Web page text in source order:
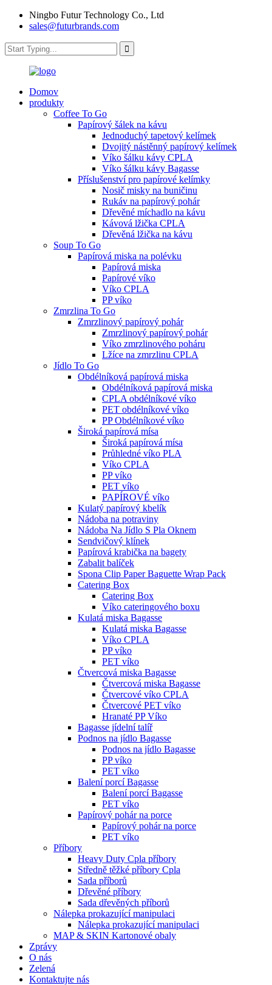
Ningbo Futur Technology Co., Ltd
sales@futurbrands.com
Domov
produkty
Coffee To Go
Papírový šálek na kávu
Jednoduchý tapetový kelímek
Dvojitý nástěnný papírový kelímek
Víko šálku kávy CPLA
Víko šálku kávy Bagasse
Příslušenství pro papírové kelímky
Nosič misky na buničinu
Rukáv na papírový pohár
Dřevěné míchadlo na kávu
Kávová lžička CPLA
Dřevěná lžička na kávu
Soup To Go
Papírová miska na polévku
Papírová miska
Papírové víko
Víko CPLA
PP víko
Zmrzlina To Go
Zmrzlinový papírový pohár
Zmrzlinový papírový pohár
Víko zmrzlinového poháru
Lžíce na zmrzlinu CPLA
Jídlo To Go
Obdélníková papírová miska
Obdélníková papírová miska
CPLA obdélníkové víko
PET obdélníkové víko
PP Obdélníkové víko
Široká papírová mísa
Široká papírová mísa
Průhledné víko PLA
Víko CPLA
PP víko
PET víko
PAPÍROVÉ víko
Kulatý papírový kbelík
Nádoba na potraviny
Nádoba Na Jídlo S Pla Oknem
Sendvičový klínek
Papírová krabička na bagety
Zabalit balíček
Spona Clip Paper Baguette Wrap Pack
Catering Box
Catering Box
Víko cateringového boxu
Kulatá miska Bagasse
Kulatá miska Bagasse
Víko CPLA
PP víko
PET víko
Čtvercová miska Bagasse
Čtvercová miska Bagasse
Čtvercové víko CPLA
Čtvercové PET víko
Hranaté PP Víko
Bagasse jídelní talíř
Podnos na jídlo Bagasse
Podnos na jídlo Bagasse
PP víko
PET víko
Balení porcí Bagasse
Balení porcí Bagasse
PET víko
Papírový pohár na porce
Papírový pohár na porce
PET víko
Příbory
Heavy Duty Cpla příbory
Středně těžké příbory Cpla
Sada příborů
Dřevěné příbory
Sada dřevěných příborů
Nálepka prokazující manipulaci
Nálepka prokazující manipulaci
MAP & SKIN Kartonové obaly
Zprávy
O nás
Zelená
Kontaktujte nás